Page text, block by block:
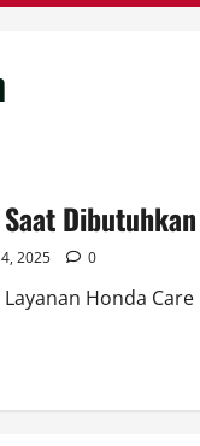
Dibutuhkan
4, 2025 0
Layanan Honda